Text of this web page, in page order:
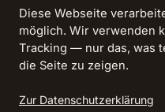
© 2026 Anita Heyer ·
Bad Homburg vor der Höhe
Diese Webseite
möglich. Wir verwenden
Tracking — nur das, was
die Seite zu zeigen.
Zur Datenschutzerklärung